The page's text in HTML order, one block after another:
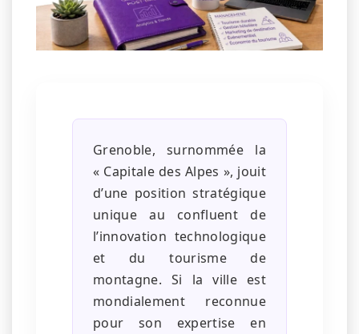
Grenoble, surnommée la
« Capitale des Alpes », jouit
d’une position stratégique
unique au confluent de
l’innovation technologique
et du tourisme de
montagne. Si la ville est
mondialement reconnue
pour son expertise en